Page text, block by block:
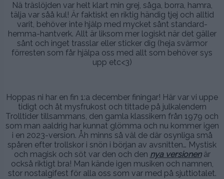
Nä träslöjden var helt klart min grej, såga, borra, hamra,
tälja var såå kul! Är faktiskt en riktig händig tjej och alltid
varit, behöver inte hjälp med mycket sånt standard-
hemma-hantverk. Allt är liksom mer logiskt när det gäller
sånt och inget trasslar eller sticker dig (heja svärmor
förresten som får hjälpa oss med allt som behöver sys
upp etc<3)
Hoppas ni har en fin 1:a december finingar! Här var vi uppe
tidigt och åt mysfrukost och tittade på julkalendern
Trolltider tillsammans, den gamla klassikern från 1979 och
som man aaldrig har kunnat glömma och nu kommer igen
i en 2023-version. Åh minns så väl de där osynliga små
spåren efter trollskor i snön i början av avsnitten… Mystisk
och magisk och söt var den och den nya versionenär
också riktigt bra! Man kände igen musiken och namnen,
stor nostalgifest för alla oss som var med på sjuttiotalet.